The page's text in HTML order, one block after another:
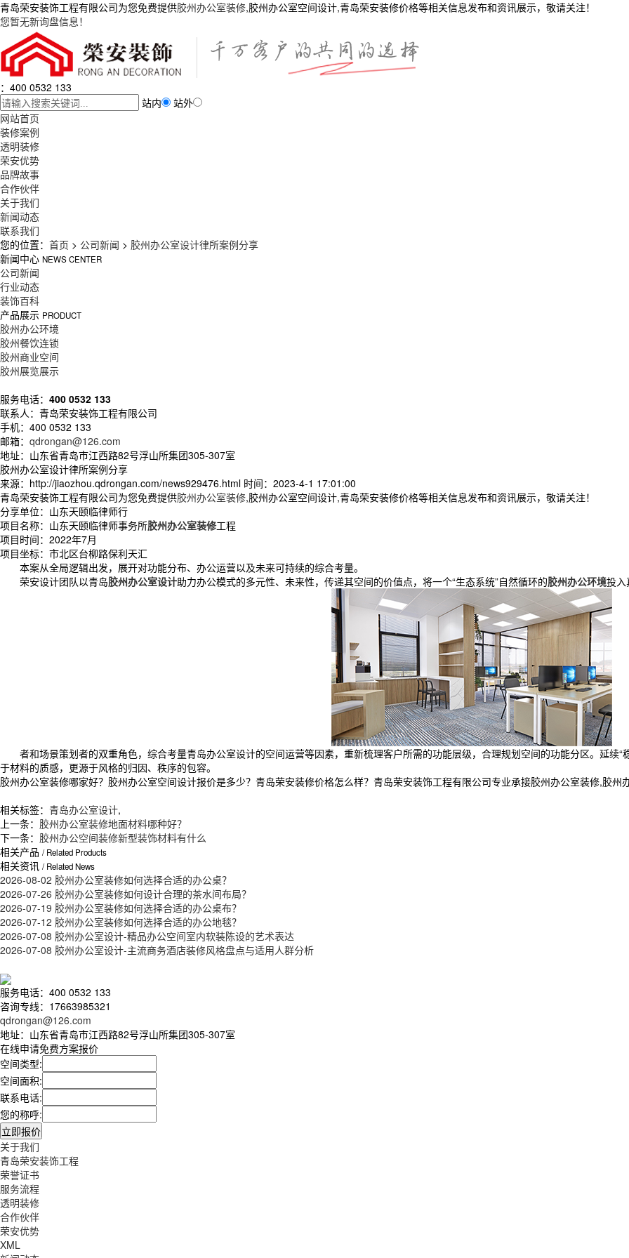
青岛荣安装饰工程有限公司为您免费提供胶州办公室装修,胶州办公室空间设计,青岛荣安装修价格等相关信息发布和资讯展示，敬请关注！
您暂无新询盘信息！
：400 0532 133
站内
站外
网站首页
装修案例
透明装修
荣安优势
品牌故事
合作伙伴
关于我们
新闻动态
联系我们
您的位置： 首页 > 公司新闻 > 胶州办公室设计律所案例分享
新闻中心 NEWS CENTER
公司新闻
行业动态
装饰百科
产品展示 PRODUCT
胶州办公环境
胶州餐饮连锁
胶州商业空间
胶州展览展示
服务电话： 400 0532 133
联系人：青岛荣安装饰工程有限公司
手机：400 0532 133
邮箱： qdrongan@126.com
地址：山东省青岛市江西路82号浮山所集团305-307室
胶州办公室设计律所案例分享
来源：http://jiaozhou.qdrongan.com/news929476.html 时间：2023-4-1 17:01:00
青岛荣安装饰工程有限公司为您免费提供胶州办公室装修,胶州办公室空间设计,青岛荣安装修价格等相关信息发布和资讯展示，敬请关注！
分享单位：山东天颐临律师行
项目名称：山东天颐临律师事务所胶州办公室装修工程
项目时间：2022年7月
项目坐标：市北区台柳路保利天汇
本案从全局逻辑出发，展开对功能分布、办公运营以及未来可持续的综合考量。
荣安设计团队以青岛胶州办公室设计助力办公模式的多元性、未来性，传递其空间的价值点，将一个“生态系统”自然循环的胶州办公环境投入
者和场景策划者的双重角色，综合考量青岛办公室设计的空间运营等因素，重新梳理客户所需的功能层级，合理规划空间的功能分区。延续“
于材料的质感，更源于风格的归因、秩序的包容。
胶州办公室装修哪家好？胶州办公室空间设计报价是多少？青岛荣安装修价格怎么样？青岛荣安装饰工程有限公司专业承接胶州办公室装修,胶
相关标签： 青岛办公室设计,
上一条： 胶州办公室装修地面材料哪种好？
下一条： 胶州办公空间装修新型装饰材料有什么
相关产品 / Related Products
相关资讯 / Related News
2026-08-02 胶州办公室装修如何选择合适的办公桌？
2026-07-26 胶州办公室装修如何设计合理的茶水间布局？
2026-07-19 胶州办公室装修如何选择合适的办公桌布？
2026-07-12 胶州办公室装修如何选择合适的办公地毯？
2026-07-08 胶州办公室设计-精品办公空间室内软装陈设的艺术表达
2026-07-08 胶州办公室设计-主流商务酒店装修风格盘点与适用人群分析
服务电话：400 0532 133
咨询专线：17663985321
qdrongan@126.com
地址：山东省青岛市江西路82号浮山所集团305-307室
在线申请免费方案报价
空间类型:
空间面积:
联系电话:
您的称呼:
关于我们
青岛荣安装饰工程
荣誉证书
服务流程
透明装修
合作伙伴
荣安优势
XML